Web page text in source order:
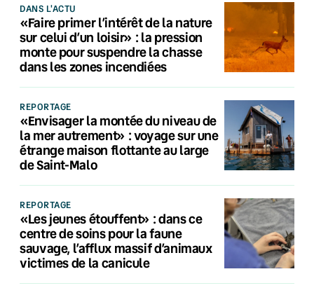
DANS L'ACTU
«Faire primer l’intérêt de la nature
sur celui d’un loisir» : la pression
monte pour suspendre la chasse
dans les zones incendiées
REPORTAGE
«Envisager la montée du niveau de
la mer autrement» : voyage sur une
étrange maison flottante au large
de Saint-Malo
REPORTAGE
«Les jeunes étouffent» : dans ce
centre de soins pour la faune
sauvage, l’afflux massif d’animaux
victimes de la canicule